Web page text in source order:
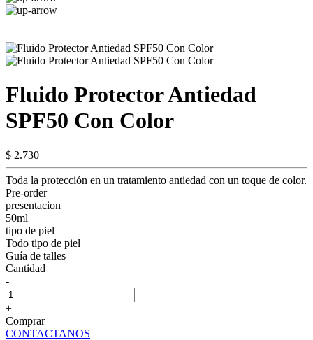
Fluido Protector Antiedad
SPF50 Con Color
$ 2.730
Toda la protección en un tratamiento antiedad con un toque de color.
Pre-order
presentacion
50ml
tipo de piel
Todo tipo de piel
Guía de talles
Cantidad
-
+
Comprar
CONTACTANOS